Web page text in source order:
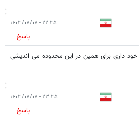
۲۲:۳۵ - ۱۴۰۳/۰۷/۰۷
پاسخ
خود داری برای همین در این محدوده می اندیشی
۲۳:۳۵ - ۱۴۰۳/۰۷/۰۷
پاسخ